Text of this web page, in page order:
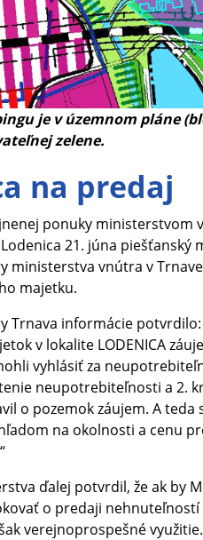
je v územnom pláne
zelene.
na predaj
ponuky ministerstvom
21. júna piešťanský
ministerstva vnútra v
majetku.
Trnava informácie
v lokalite LODENICA
vyhlásiť za
neupotrebiteľnosti a 2.
o pozemok záujem. A teda
na okolnosti a cenu
ďalej potvrdil, že ak by
o predaji nehnuteľností
verejnoprospešné využitie.